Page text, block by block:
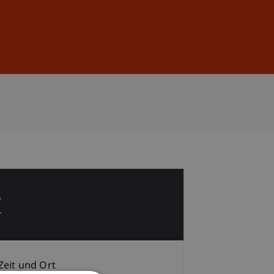
und Ort